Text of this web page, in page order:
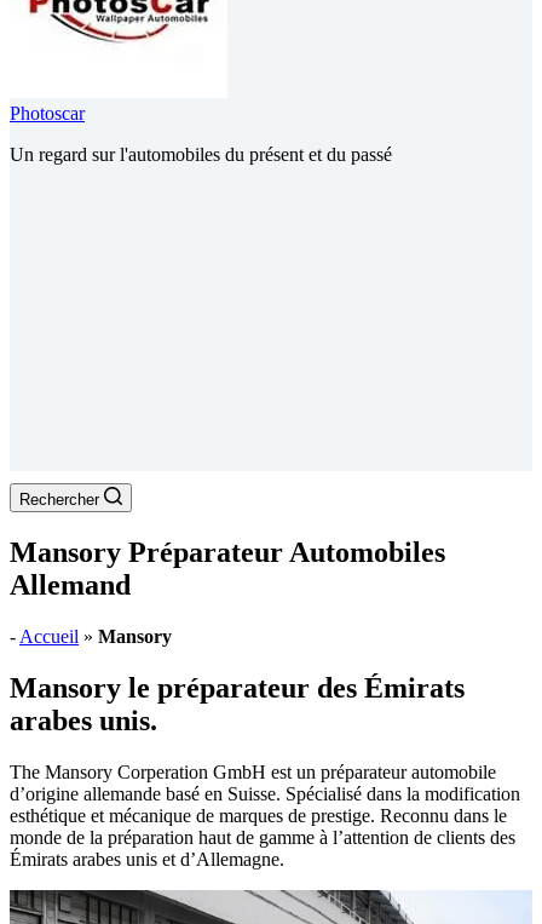
Photoscar
Un regard sur l'automobiles du présent et du passé
Rechercher
Mansory Préparateur Automobiles
Allemand
- Accueil » Mansory
Mansory le préparateur des Émirats
arabes unis.
The Mansory Corperation GmbH est un préparateur automobile
d’origine allemande basé en Suisse. Spécialisé dans la modification
esthétique et mécanique de marques de prestige. Reconnu dans le
monde de la préparation haut de gamme à l’attention de clients des
Émirats arabes unis et d’Allemagne.